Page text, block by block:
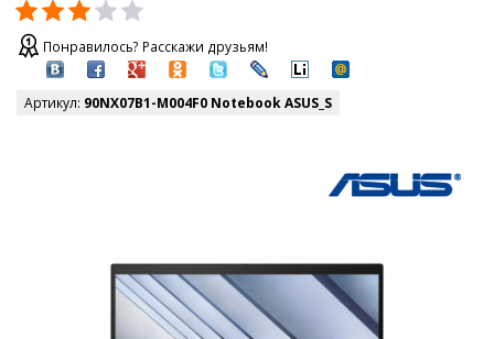
Понравилось? Расскажи друзьям!
Артикул: 90NX07B1-M004F0 Notebook ASUS_S